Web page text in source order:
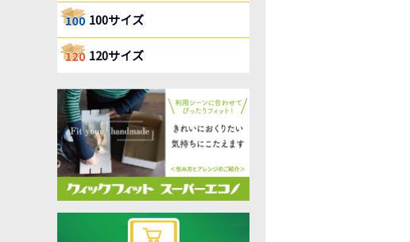
100サイズ
120サイズ